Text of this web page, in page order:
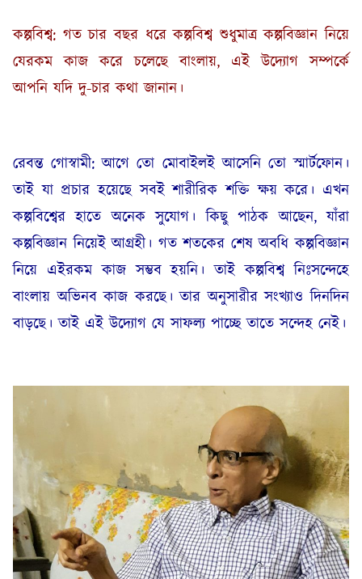
কল্পবিশ্ব: গত চার বছর ধরে কল্পবিশ্ব শুধুমাত্র কল্পবিজ্ঞান নিয়ে
যেরকম কাজ করে চলেছে বাংলায়, এই উদ্যোগ সম্পর্কে
আপনি যদি দু-চার কথা জানান।
রেবন্ত গোস্বামী: আগে তো মোবাইলই আসেনি তো স্মার্টফোন।
তাই যা প্রচার হয়েছে সবই শারীরিক শক্তি ক্ষয় করে। এখন
কল্পবিশ্বের হাতে অনেক সুযোগ। কিছু পাঠক আছেন, যাঁরা
কল্পবিজ্ঞান নিয়েই আগ্রহী। গত শতকের শেষ অবধি কল্পবিজ্ঞান
নিয়ে এইরকম কাজ সম্ভব হয়নি। তাই কল্পবিশ্ব নিঃসন্দেহে
বাংলায় অভিনব কাজ করছে। তার অনুসারীর সংখ্যাও দিনদিন
বাড়ছে। তাই এই উদ্যোগ যে সাফল্য পাচ্ছে তাতে সন্দেহ নেই।